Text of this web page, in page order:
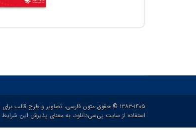
۱۳۸۳-۱۴۰۵ © حقوق متون فارسی، تصاویر و طرح قالب برای سایت p30download و حقوق سایر محتوا برای پدیدآورنده آن محفوظ هست.
استفاده از سایت پی‌سی‌دانلود، به معنای پذیرش این شرایط